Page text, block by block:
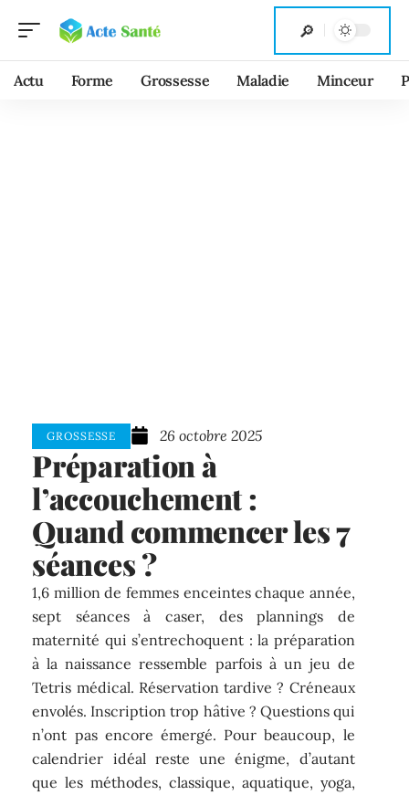
Actu Forme Grossesse Maladie Minceur
GROSSESSE 26 octobre 2025
Préparation à
l’accouchement :
Quand commencer les 7
séances ?
1,6 million de femmes enceintes chaque année,
sept séances à caser, des plannings de
maternité qui s’entrechoquent : la préparation
à la naissance ressemble parfois à un jeu de
Tetris médical. Réservation tardive ? Créneaux
envolés. Inscription trop hâtive ? Questions qui
n’ont pas encore émergé. Pour beaucoup, le
calendrier idéal reste une énigme, d’autant
que les méthodes, classique, aquatique, yoga,